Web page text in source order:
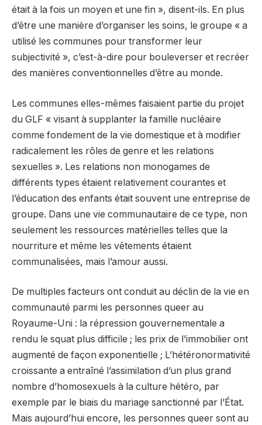
était à la fois un moyen et une fin », disent-ils. En plus
d’être une manière d’organiser les soins, le groupe « a
utilisé les communes pour transformer leur
subjectivité », c’est-à-dire pour bouleverser et recréer
des manières conventionnelles d’être au monde.
Les communes elles-mêmes faisaient partie du projet
du GLF « visant à supplanter la famille nucléaire
comme fondement de la vie domestique et à modifier
radicalement les rôles de genre et les relations
sexuelles ». Les relations non monogames de
différents types étaient relativement courantes et
l’éducation des enfants était souvent une entreprise de
groupe. Dans une vie communautaire de ce type, non
seulement les ressources matérielles telles que la
nourriture et même les vêtements étaient
communalisées, mais l’amour aussi.
De multiples facteurs ont conduit au déclin de la vie en
communauté parmi les personnes queer au
Royaume-Uni : la répression gouvernementale a
rendu le squat plus difficile ; les prix de l’immobilier ont
augmenté de façon exponentielle ; L’hétéronormativité
croissante a entraîné l’assimilation d’un plus grand
nombre d’homosexuels à la culture hétéro, par
exemple par le biais du mariage sanctionné par l’État.
Mais aujourd’hui encore, les personnes queer sont au